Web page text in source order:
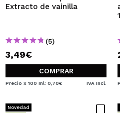
Extracto de vainilla
(5)
3,49€
COMPRAR
Precio x 100 ml: 0,70€ IVA Incl.
Novedad